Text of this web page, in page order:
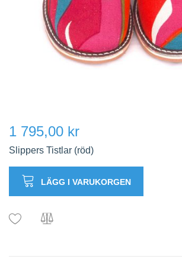
1 795,00 kr
Slippers Tistlar (röd)
LÄGG I VARUKORGEN